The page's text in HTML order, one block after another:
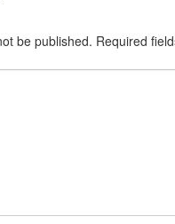
be published. Required